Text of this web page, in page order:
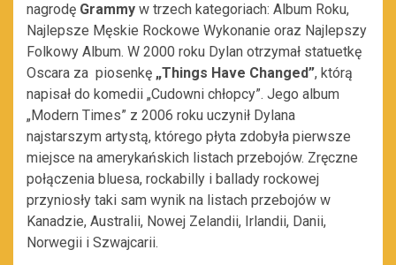
nagrodę Grammy w trzech kategoriach: Album Roku,
Najlepsze Męskie Rockowe Wykonanie oraz Najlepszy
Folkowy Album. W 2000 roku Dylan otrzymał statuetkę
Oscara za piosenkę „Things Have Changed”, którą
napisał do komedii „Cudowni chłopcy”. Jego album
„Modern Times” z 2006 roku uczynił Dylana
najstarszym artystą, którego płyta zdobyła pierwsze
miejsce na amerykańskich listach przebojów. Zręczne
połączenia bluesa, rockabilly i ballady rockowej
przyniosły taki sam wynik na listach przebojów w
Kanadzie, Australii, Nowej Zelandii, Irlandii, Danii,
Norwegii i Szwajcarii.